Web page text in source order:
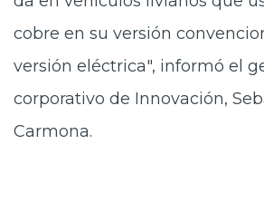
cobre en su versión
versión eléctrica", informó el
corporativo de Innovación,
Carmona.